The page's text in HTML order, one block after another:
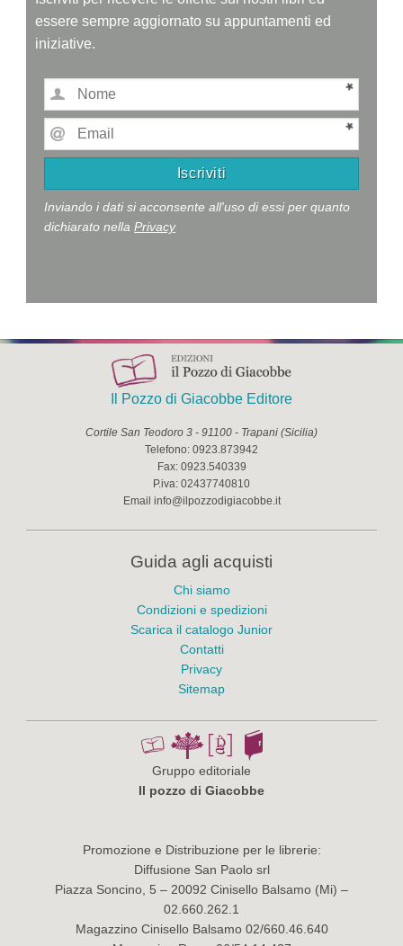
essere sempre aggiornato su appuntamenti ed
iniziative.
Inviando i dati si acconsente all'uso di essi per quanto
dichiarato nellaPrivacy
Il Pozzo di Giacobbe Editore
Cortile San Teodoro 3 - 91100 - Trapani (Sicilia)
Telefono: 0923.873942
Fax: 0923.540339
P.iva: 02437740810
Email info@ilpozzodigiacobbe.it
Guida agli acquisti
Chi siamo
Condizioni e spedizioni
Scarica il catalogo Junior
Contatti
Privacy
Sitemap
Gruppo editoriale
Il pozzo di Giacobbe
Promozione e Distribuzione per le librerie:
Diffusione San Paolo srl
Piazza Soncino, 5 – 20092 Cinisello Balsamo (Mi) –
02.660.262.1
Magazzino Cinisello Balsamo 02/660.46.640